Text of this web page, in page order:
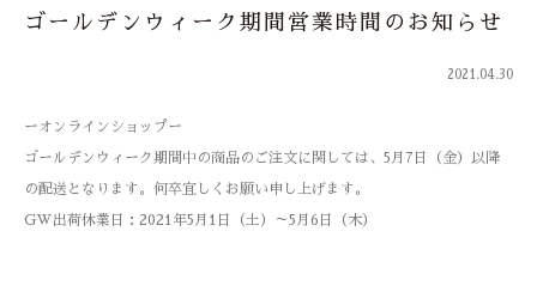
ゴールデンウィーク期間営業時間のお知らせ
2021.04.30
ーオンラインショップー
ゴールデンウィーク期間中の商品のご注文に関しては、5月7日（金）以降
の配送となります。何卒宜しくお願い申し上げます。
GW出荷休業日：2021年5月1日（土）～5月6日（木）